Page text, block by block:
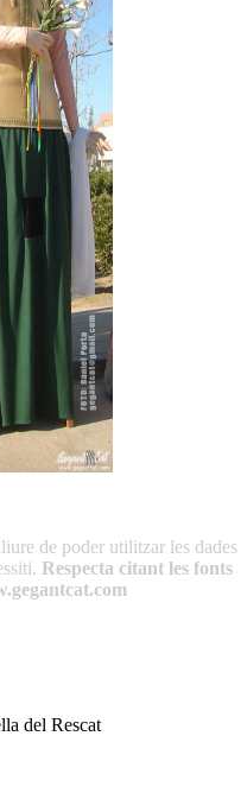
de poder utilitzar les dades
Respecta citant les fonts
del Rescat